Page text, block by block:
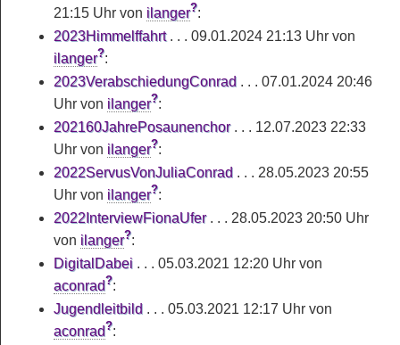
21:15 Uhr von ilanger?:
2023Himmelffahrt. . . 09.01.2024 21:13 Uhr von
ilanger?:
2023VerabschiedungConrad . . . 07.01.2024 20:46
Uhr von ilanger?:
202160JahrePosaunenchor. . . 12.07.2023 22:33
Uhr von ilanger?:
2022ServusVonJuliaConrad . . . 28.05.2023 20:55
Uhr von ilanger?:
2022InterviewFionaUfer. . . 28.05.2023 20:50 Uhr
von ilanger?:
DigitalDabei . . . 05.03.2021 12:20 Uhr von
aconrad?:
Jugendleitbild . . . 05.03.2021 12:17 Uhr von
aconrad?: